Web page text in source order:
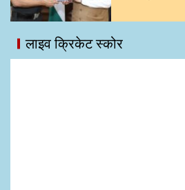
लाइव क्रिकेट स्कोर